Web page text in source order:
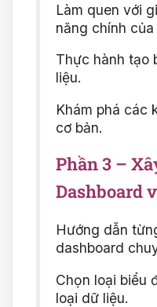
Làm quen với
năng chính của
Thực hành tạo
liệu.
Khám phá các
cơ bản.
Phần 3 –
Dashboard
Hướng dẫn
dashboard
Chọn loại biểu
loại dữ liệu.